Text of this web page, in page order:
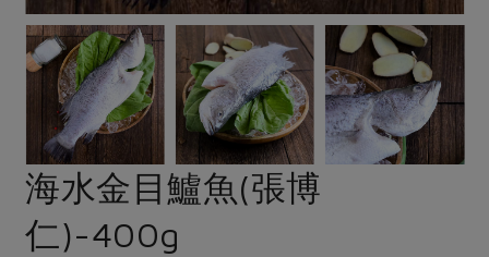
休閒零嘴 沖泡飲品
保健食品
居家好物
美妝保養 個人清潔
家庭清潔 織品
日用品
漬物
涼拌沙拉
主題食譜
異國料理
議題活動
主婦聯盟X樂齡網特約優惠案
30%rPET紅烏龍茶
2024農業發展計畫年度報告
更多議題活動
廢核運動 能源議題
減添加物 減塑減廢
公益金 食農教育
更多議題
生活者e週報
綠主張月刊
社員權益
合作社法規
社務專區
選舉專區
海水金目鱸魚(張博
仁)-400g